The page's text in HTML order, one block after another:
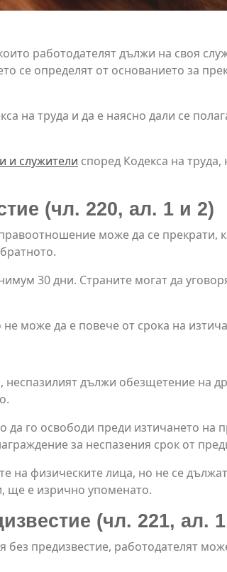
работодателят дължи на своя
се определят от основанието за
на труда и да е наясно дали се
и служители според Кодекса на
(чл. 220, ал. 1 и 2)
може да се прекрати,
30 дни. Страните могат да
може да е повече от срока на
дължи обезщетение на
го освободи преди изтичането на
за неспазения срок от
на физическите лица, но не се
ще е изрично упоменато.
(чл. 221, ал.
предизвестие, работодателят